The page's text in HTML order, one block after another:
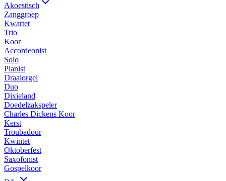
Akoestisch
Zanggroep
Kwartet
Trio
Koor
Accordeonist
Solo
Pianist
Draaiorgel
Duo
Dixieland
Doedelzakspeler
Charles Dickens Koor
Kerst
Troubadour
Kwintet
Oktoberfest
Saxofonist
Gospelkoor